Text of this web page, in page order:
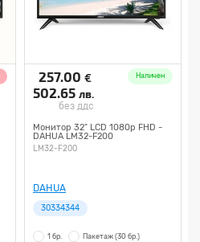
257.00 €
502.65 лв.
без ддс
Наличен
Mонитор 32" LCD 1080p FHD -
DAHUA LM32-F200
LM32-F200
DAHUA
30334344
1 бр. Пакетаж (30 бр.)